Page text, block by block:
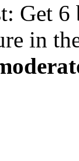
Get
in